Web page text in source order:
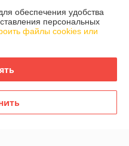
обеспечения удобства
персональных
файлы cookies или